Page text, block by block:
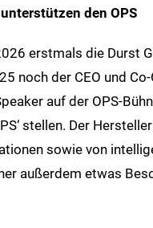
den OPS
erstmals die Durst
noch der CEO und
auf der OPS-
stellen. Der
sowie von
außerdem etwas